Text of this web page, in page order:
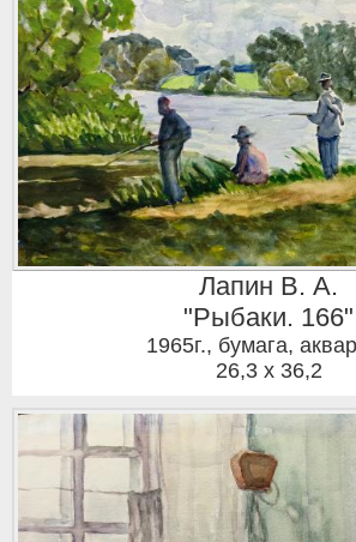
Лапин В. А.
"Рыбаки. 166"
1965г., бумага,
26,3 x 36,2